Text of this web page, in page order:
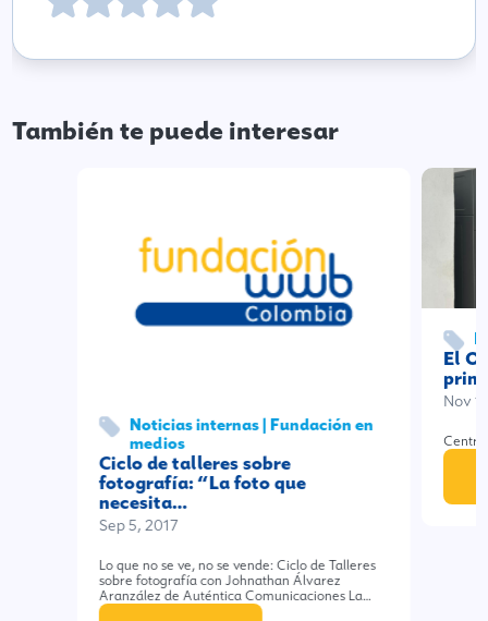
También te puede interesar
Noticias internas | Fundación en
medios
Ciclo de talleres sobre
fotografía: “La foto que
necesita…
Sep 5, 2017
Lo que no se ve, no se vende: Ciclo de Talleres
sobre fotografía con Johnathan Álvarez
Aranzález de Auténtica Comunicaciones La…
El
Nov
Centro